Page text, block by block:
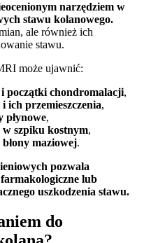
narzędziem w
stawu kolanowego.
ale również ich
stawu.
może ujawnić:
początki chondromalacji,
ich przemieszczenia,
płynowe,
szpiku kostnym,
maziowej.
pozwala
lub
uszkodzenia stawu.
do